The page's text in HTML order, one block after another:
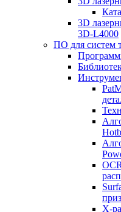
3D
3D-L4000
ПО для систем
X-